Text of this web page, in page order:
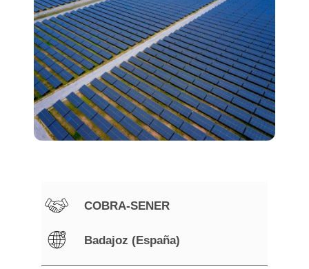
COBRA-SENER
Badajoz (España)